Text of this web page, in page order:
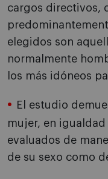
cargos directivos,
elegidos son
normalmente
los más idóneos
El estudio
mujer, en
evaluados de
de su sexo como